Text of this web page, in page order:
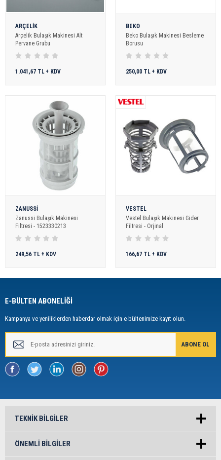
ARÇELİK
Arçelik Bulaşık Makinesi Alt
Pervane Grubu
1.041,67 TL + KDV
BEKO
Beko Bulaşık Makinesi Besleme
Borusu
250,00 TL + KDV
ZANUSSİ
Zanussi Bulaşık Makinesi
Filtresi - 1523330213
249,56 TL + KDV
VESTEL
Vestel Bulaşık Makinesi Gider
Filtresi - Orjinal
166,67 TL + KDV
E-BÜLTEN ABONELİĞİ
Kampanya ve yeniliklerden haberdar olmak için e-bültenimize kayıt olun.
TEKNIK BILGILER
ÖNEMLI BILGILER